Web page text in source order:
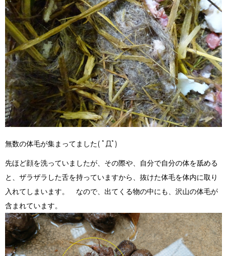
無数の体毛が集まってました( ﾟДﾟ)
先ほど顔を洗っていましたが、その際や、自分で自分の体を舐める
と、ザラザラした舌を持っていますから、抜けた体毛を体内に取り
入れてしまいます。 なので、出てくる物の中にも、沢山の体毛が
含まれています。